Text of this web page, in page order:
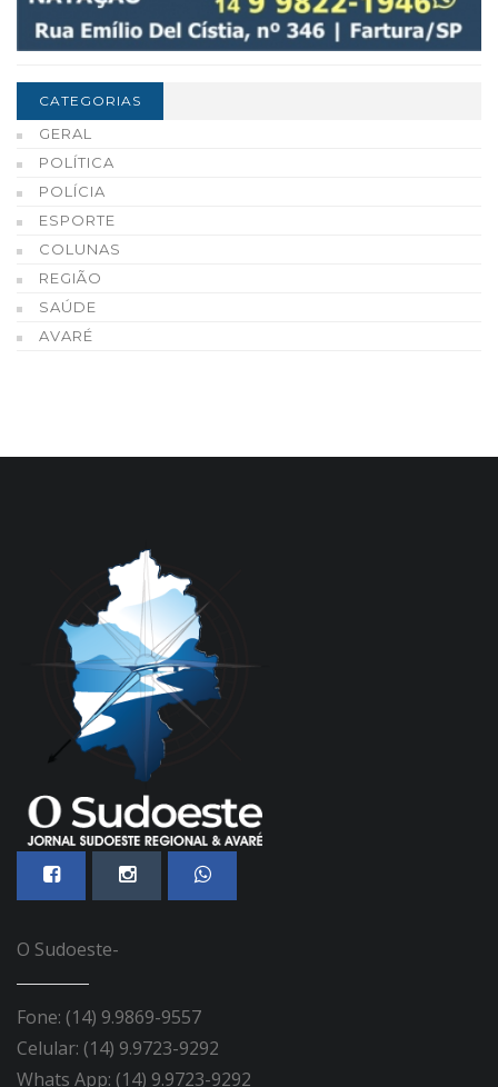
CATEGORIAS
GERAL
POLÍTICA
POLÍCIA
ESPORTE
COLUNAS
REGIÃO
SAÚDE
AVARÉ
O Sudoeste-
Fone: (14) 9.9869-9557
Celular: (14) 9.9723-9292
Whats App: (14) 9.9723-9292